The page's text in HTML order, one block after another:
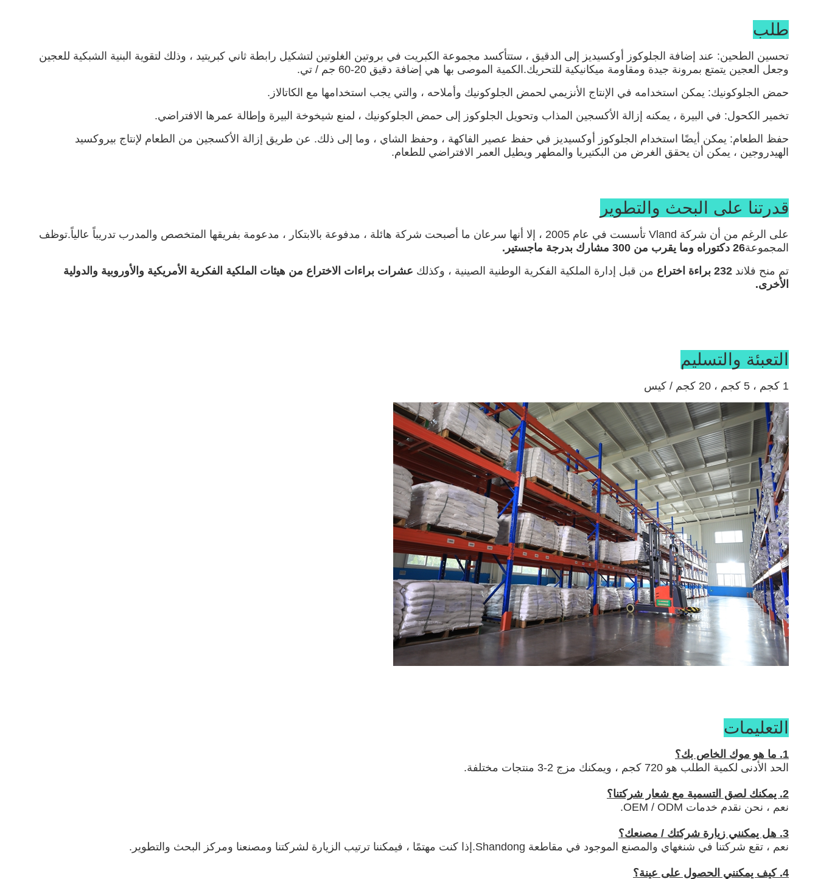
طلب
تحسين الطحين: عند إضافة الجلوكوز أوكسيديز إلى الدقيق ، ستتأكسد مجموعة الكبريت في بروتين الغلوتين لتشكيل رابطة ثاني كبريتيد ، وذلك لتقوية البنية الشبكية للعجين
وجعل العجين يتمتع بمرونة جيدة ومقاومة ميكانيكية للتحريك.الكمية الموصى بها هي إضافة دقيق 20-60 جم ​​/ تي.
حمض الجلوكونيك: يمكن استخدامه في الإنتاج الأنزيمي لحمض الجلوكونيك وأملاحه ، والتي يجب استخدامها مع الكاتالاز.
تخمير الكحول: في البيرة ، يمكنه إزالة الأكسجين المذاب وتحويل الجلوكوز إلى حمض الجلوكونيك ، لمنع شيخوخة البيرة وإطالة عمرها الافتراضي.
حفظ الطعام: يمكن أيضًا استخدام الجلوكوز أوكسيديز في حفظ عصير الفاكهة ، وحفظ الشاي ، وما إلى ذلك. عن طريق إزالة الأكسجين من الطعام لإنتاج بيروكسيد
الهيدروجين ، يمكن أن يحقق الغرض من البكتيريا والمطهر ويطيل العمر الافتراضي للطعام.
قدرتنا على البحث والتطوير
على الرغم من أن شركة Vland تأسست في عام 2005 ، إلا أنها سرعان ما أصبحت شركة هائلة ، مدفوعة بالابتكار ، مدعومة بفريقها المتخصص والمدرب تدريباً عالياً.توظف
المجموعة26 دكتوراه وما يقرب من 300 مشارك بدرجة ماجستير.
تم منح فلاند 232 براءة اختراع من قبل إدارة الملكية الفكرية الوطنية الصينية ، وكذلك عشرات براءات الاختراع من هيئات الملكية الفكرية الأمريكية والأوروبية والدولية
الأخرى.
التعبئة والتسليم
1 كجم ، 5 كجم ، 20 كجم / كيس
التعليمات
1. ما هو موك الخاص بك؟
الحد الأدنى لكمية الطلب هو 720 كجم ، ويمكنك مزج 2-3 منتجات مختلفة.
2. يمكنك لصق التسمية مع شعار شركتنا؟
نعم ، نحن نقدم خدمات OEM / ODM.
3. هل يمكنني زيارة شركتك / مصنعك؟
نعم ، تقع شركتنا في شنغهاي والمصنع الموجود في مقاطعة Shandong.إذا كنت مهتمًا ، فيمكننا ترتيب الزيارة لشركتنا ومصنعنا ومركز البحث والتطوير.
4. كيف يمكنني الحصول على عينة؟